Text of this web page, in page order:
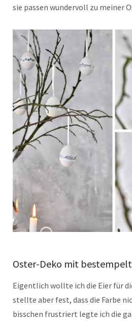
sie passen wundervoll zu meiner
Oster-Deko mit
Eigentlich wollte ich die Eier für
stellte aber fest, dass die Farbe
bisschen frustriert legte ich die